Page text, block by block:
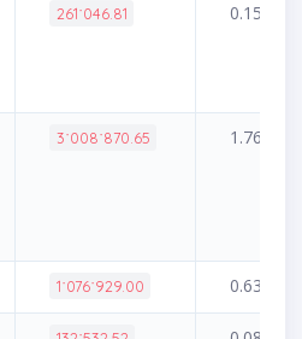
261˙046.81 0.15%
3˙008˙870.65 1.76%
1˙076˙929.00 0.63%